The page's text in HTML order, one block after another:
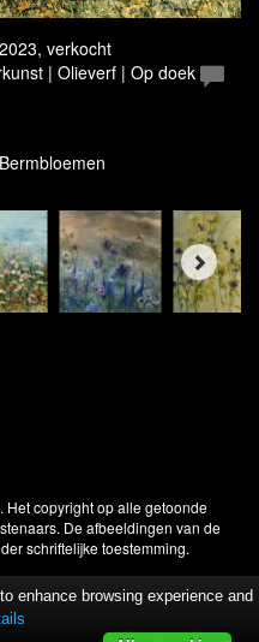
verkocht
| Olieverf | Op doek
. Het copyright op alle getoonde
De afbeeldingen van de
schriftelijke toestemming.
enhance browsing experience and